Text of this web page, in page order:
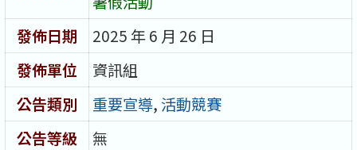
發佈日期
2025 年 6 月 26 日
發佈單位
資訊組
公告類別
重要宣導, 活動競賽
公告等級
無